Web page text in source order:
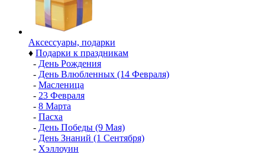
Аксессуары, подарки
♦ Подарки к праздникам
- День Рождения
- День Влюбленных (14 Февраля)
- Масленица
- 23 Февраля
- 8 Марта
- Пасха
- День Победы (9 Мая)
- День Знаний (1 Сентября)
- Хэллоуин